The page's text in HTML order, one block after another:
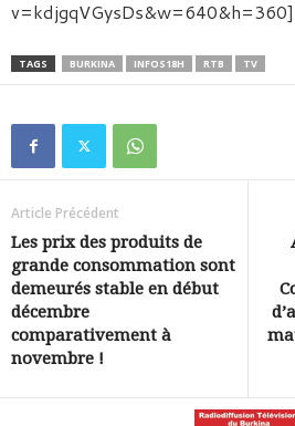
v=kdjgqVGysDs&w=640&h=360]
TAGS BURKINA INFOS18H RTB TV
Article Précédent
Les prix des produits de
grande consommation sont
demeurés stable en début
décembre
comparativement à
novembre !